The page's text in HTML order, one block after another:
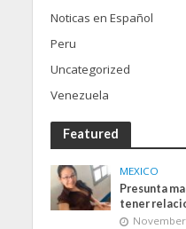
Noticas en Español
Peru
Uncategorized
Venezuela
Featured
MEXICO
Presunta
tener